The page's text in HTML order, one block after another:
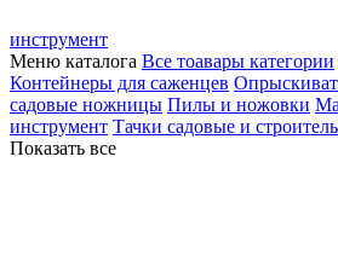
инструмент
Меню каталога Все тоавары категории
Контейнеры для саженцев
садовые ножницы Пилы и ножовки
инструмент Тачки садовые и
Показать все